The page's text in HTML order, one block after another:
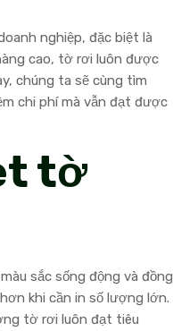
nghiệp, đặc biệt là
cao, tờ rơi luôn được
chúng ta sẽ cùng tìm
chi phí mà vẫn đạt được
tờ
sắc sống động và đồng
khi cần in số lượng lớn.
tờ rơi luôn đạt tiêu